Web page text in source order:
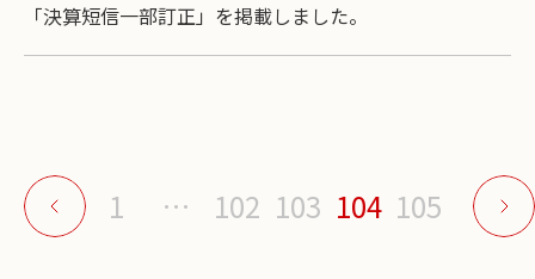
「決算短信一部訂正」を掲載しました。
1 … 102 103 104 105